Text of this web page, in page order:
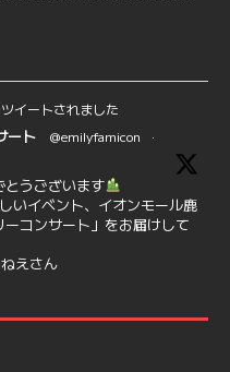
イートされました
ート @emilyfamicon
·
とうございます
いイベント、イオンモール鹿
コンサート」をお届けして
えさん